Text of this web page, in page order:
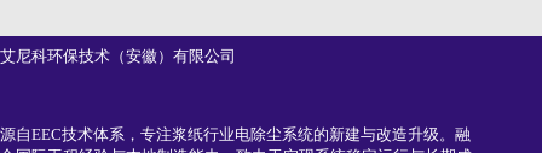
艾尼科环保技术（安徽）有限公司
源自EEC技术体系，专注浆纸行业电除尘系统的新建与改造升级。融